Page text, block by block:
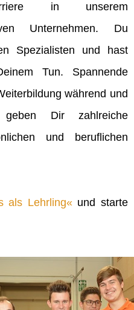
in unserem
Unternehmen. Du
Spezialisten und hast
Tun. Spannende
während und
Dir zahlreiche
und beruflichen
als Lehrling und starte